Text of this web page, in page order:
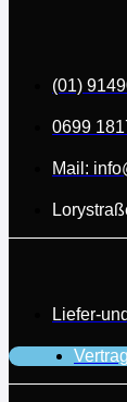
(01)
0699
Mail:
Liefer-